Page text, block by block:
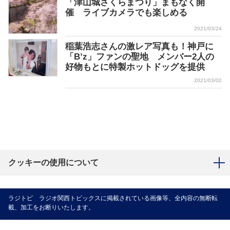
「津山城さくらまつり」まもなく開
催 ライブカメラでも楽しめる
2021/03/24
稲葉浩志さんの激レア写真も！神戸に
「B’z」ファンの聖地 メンバー2人の
好物もとに特製ホットドッグを提供
2021/03/02
クッキーの使用について
ラジトピ ラジオ関西トピックスに掲載されている画像等、全内容の無断転
載、加工をお断りいたします。